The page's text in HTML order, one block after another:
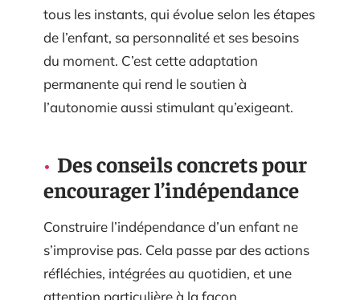
tous les instants, qui évolue selon les étapes
de l’enfant, sa personnalité et ses besoins
du moment. C’est cette adaptation
permanente qui rend le soutien à
l’autonomie aussi stimulant qu’exigeant.
Des conseils concrets pour
encourager l’indépendance
Construire l’indépendance d’un enfant ne
s’improvise pas. Cela passe par des actions
réfléchies, intégrées au quotidien, et une
attention particulière à la façon